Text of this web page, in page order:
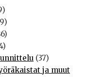
(37)
ja muut